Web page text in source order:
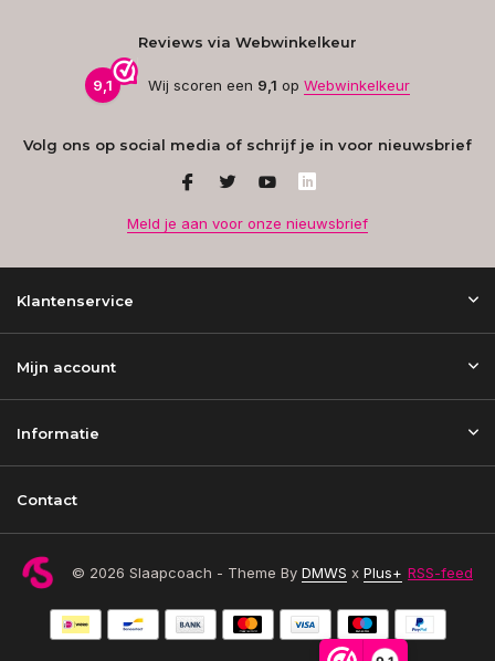
Reviews via Webwinkelkeur
9,1 Wij scoren een 9,1 op Webwinkelkeur
Volg ons op social media of schrijf je in voor nieuwsbrief
Meld je aan voor onze nieuwsbrief
Klantenservice
Mijn account
Informatie
Contact
© 2026 Slaapcoach - Theme By DMWS x Plus+ RSS-feed